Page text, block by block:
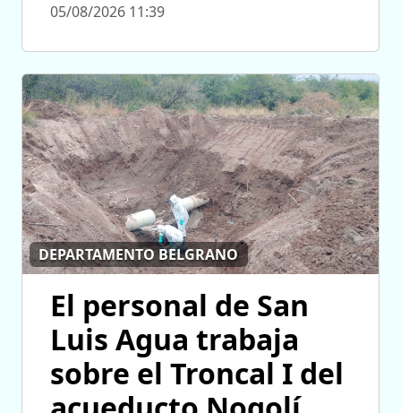
05/08/2026 11:39
DEPARTAMENTO BELGRANO
El personal de San
Luis Agua trabaja
sobre el Troncal I del